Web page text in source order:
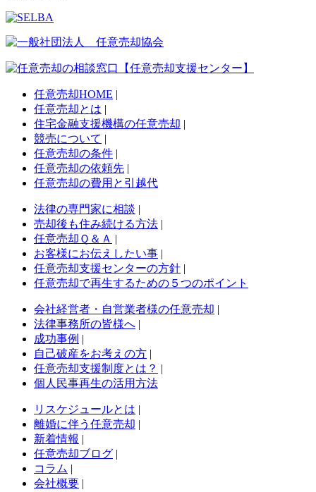
任意売却HOME |
任意売却とは |
住宅金融支援機構の任意売却 |
競売について |
任意売却の条件 |
任意売却の依頼先 |
任意売却の費用と引越代
法律の専門家に相談 |
売却後も住み続ける方法 |
任意売却Ｑ＆Ａ |
お客様にお伝えしたい事 |
任意売却支援センターの方針 |
任意売却で再生するための５つのポイント
会社経営者・自営業者様の任意売却 |
法律事務所の皆様へ |
成功事例 |
自己破産をお考えの方 |
任意売却支援制度とは？ |
個人民事再生の活用方法
リスケジュールとは |
離婚に伴う任意売却 |
新着情報 |
任意売却ブログ |
コラム |
会社概要 |